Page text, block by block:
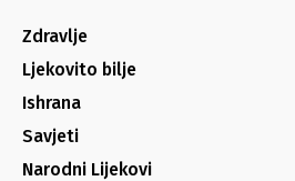
Zdravlje
Ljekovito bilje
Ishrana
Savjeti
Narodni Lijekovi